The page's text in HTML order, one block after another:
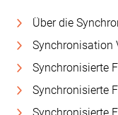
Über die
Synchronisation
Synchronisierte
Synchronisierte